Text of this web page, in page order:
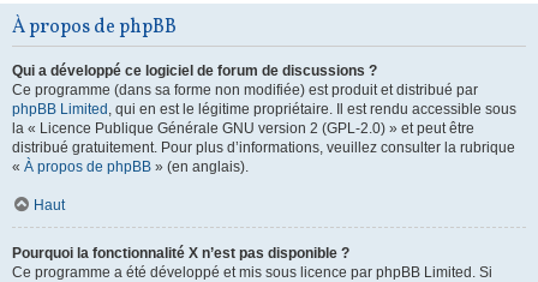
À propos de phpBB
Qui a développé ce logiciel de forum de discussions ?
Ce programme (dans sa forme non modifiée) est produit et distribué par
phpBB Limited , qui en est le légitime propriétaire. Il est rendu accessible sous
la « Licence Publique Générale GNU version 2 (GPL-2.0) » et peut être
distribué gratuitement. Pour plus d’informations, veuillez consulter la rubrique
« À propos de phpBB » (en anglais).
Haut
Pourquoi la fonctionnalité X n’est pas disponible ?
Ce programme a été développé et mis sous licence par phpBB Limited. Si